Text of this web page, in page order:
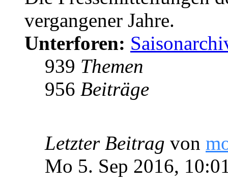
vergangener Jahre.
Unterforen:
939 Themen
956 Beiträge
Letzter Beitrag von
Mo 5. Sep 2016,